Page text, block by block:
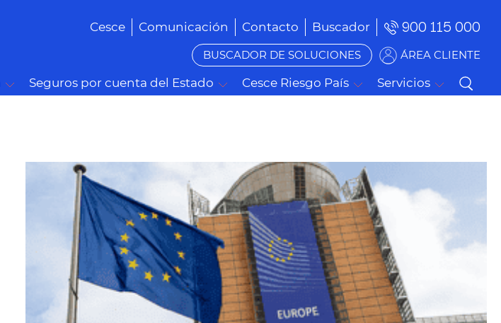
Cesce Comunicación Contacto Buscador 900 115 000
BUSCADOR DE SOLUCIONES ÁREA CLIENTE
Seguros por cuenta del Estado Cesce Riesgo País Servicios